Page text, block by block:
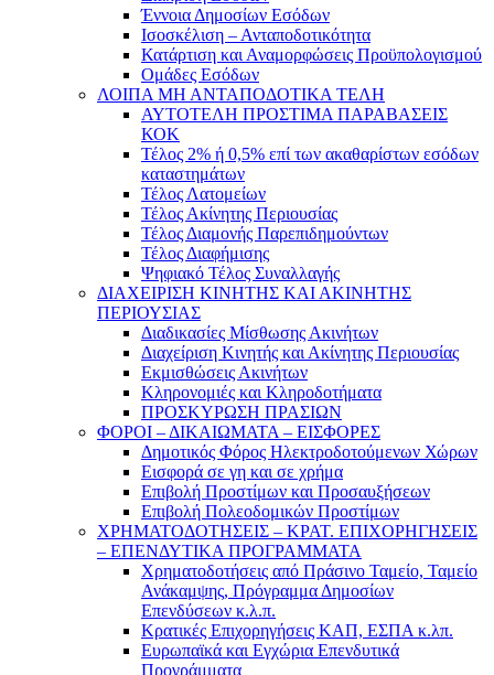
Έννοια Δημοσίων Εσόδων
Ισοσκέλιση – Ανταποδοτικότητα
Κατάρτιση και Αναμορφώσεις Προϋπολογισμού
Ομάδες Εσόδων
ΛΟΙΠΑ ΜΗ ΑΝΤΑΠΟΔΟΤΙΚΑ ΤΕΛΗ
ΑΥΤΟΤΕΛΗ ΠΡΟΣΤΙΜΑ ΠΑΡΑΒΑΣΕΙΣ
ΚΟΚ
Τέλος 2% ή 0,5% επί των ακαθαρίστων εσόδων
καταστημάτων
Τέλος Λατομείων
Τέλος Ακίνητης Περιουσίας
Τέλος Διαμονής Παρεπιδημούντων
Τέλος Διαφήμισης
Ψηφιακό Τέλος Συναλλαγής
ΔΙΑΧΕΙΡΙΣΗ ΚΙΝΗΤΗΣ ΚΑΙ ΑΚΙΝΗΤΗΣ
ΠΕΡΙΟΥΣΙΑΣ
Διαδικασίες Μίσθωσης Ακινήτων
Διαχείριση Κινητής και Ακίνητης Περιουσίας
Εκμισθώσεις Ακινήτων
Κληρονομιές και Κληροδοτήματα
ΠΡΟΣΚΥΡΩΣΗ ΠΡΑΣΙΩΝ
ΦΟΡΟΙ – ΔΙΚΑΙΩΜΑΤΑ – ΕΙΣΦΟΡΕΣ
Δημοτικός Φόρος Ηλεκτροδοτούμενων Χώρων
Εισφορά σε γη και σε χρήμα
Επιβολή Προστίμων και Προσαυξήσεων
Επιβολή Πολεοδομικών Προστίμων
ΧΡΗΜΑΤΟΔΟΤΗΣΕΙΣ – ΚΡΑΤ. ΕΠΙΧΟΡΗΓΗΣΕΙΣ
– ΕΠΕΝΔΥΤΙΚΑ ΠΡΟΓΡΑΜΜΑΤΑ
Χρηματοδοτήσεις από Πράσινο Ταμείο, Ταμείο
Ανάκαμψης, Πρόγραμμα Δημοσίων
Επενδύσεων κ.λ.π.
Κρατικές Επιχορηγήσεις ΚΑΠ, ΕΣΠΑ κ.λπ.
Ευρωπαϊκά και Εγχώρια Επενδυτικά
Προγράμματα